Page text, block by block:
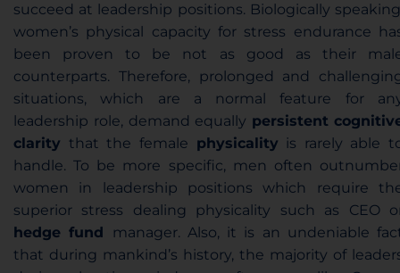
succeed at leadership positions. Biologically
women’s physical capacity for stress endurance
been proven to be not as good as their
counterparts. Therefore, prolonged and
situations, which are a normal feature for
leadership role, demand equally persistent
clarity that the female physicality is rarely able
handle. To be more specific, men often
women in leadership positions which require
superior stress dealing physicality such as CEO
hedge fund
manager. Also, it is an undeniable
that during mankind’s history, the majority of